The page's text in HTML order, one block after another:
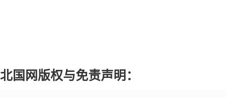
北国网版权与免责声明：